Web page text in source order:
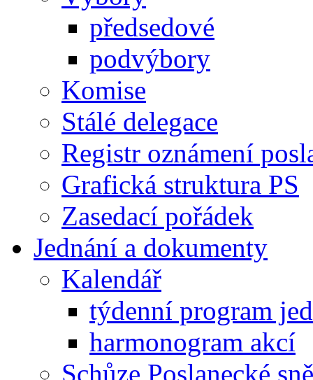
předsedové
podvýbory
Komise
Stálé delegace
Registr oznámení
Grafická struktura PS
Zasedací pořádek
Jednání a dokumenty
Kalendář
týdenní program
harmonogram akcí
Schůze Poslanecké